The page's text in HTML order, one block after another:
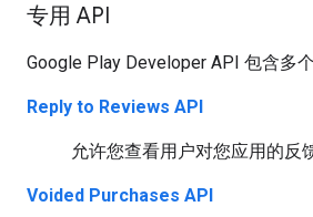
专用 API
Google Play Developer API 包含多
Reply to Reviews API
允许您查看用户对您应用的反
Voided Purchases API